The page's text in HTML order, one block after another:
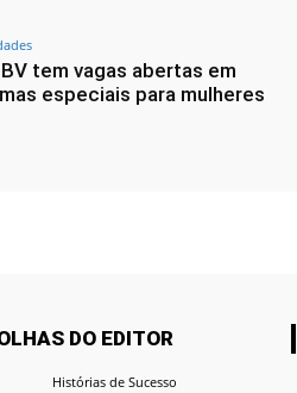
tem vagas abertas em
especiais para mulheres
DO EDITOR
Histórias de Sucesso